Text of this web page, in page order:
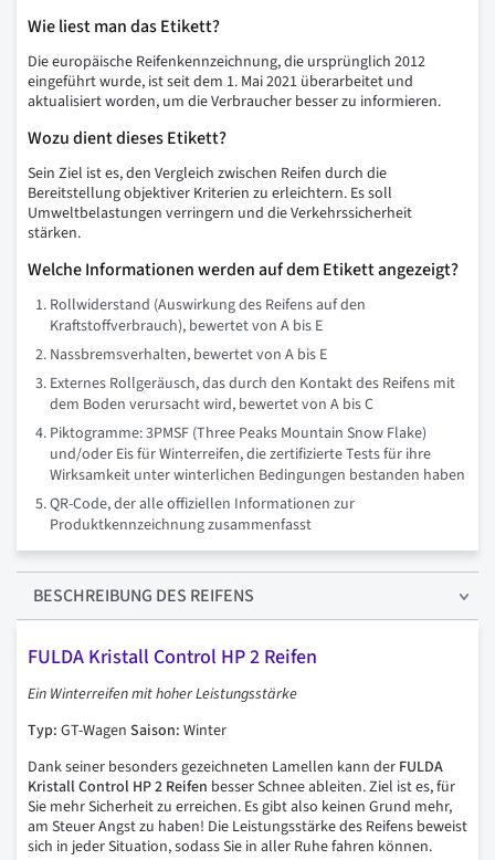
Wie liest man das Etikett?
Die europäische Reifenkennzeichnung, die ursprünglich 2012
eingeführt wurde, ist seit dem 1. Mai 2021 überarbeitet und
aktualisiert worden, um die Verbraucher besser zu informieren.
Wozu dient dieses Etikett?
Sein Ziel ist es, den Vergleich zwischen Reifen durch die
Bereitstellung objektiver Kriterien zu erleichtern. Es soll
Umweltbelastungen verringern und die Verkehrssicherheit
stärken.
Welche Informationen werden auf dem Etikett angezeigt?
Rollwiderstand (Auswirkung des Reifens auf den
Kraftstoffverbrauch), bewertet von A bis E
Nassbremsverhalten, bewertet von A bis E
Externes Rollgeräusch, das durch den Kontakt des Reifens mit
dem Boden verursacht wird, bewertet von A bis C
Piktogramme: 3PMSF (Three Peaks Mountain Snow Flake)
und/oder Eis für Winterreifen, die zertifizierte Tests für ihre
Wirksamkeit unter winterlichen Bedingungen bestanden haben
QR-Code, der alle offiziellen Informationen zur
Produktkennzeichnung zusammenfasst
BESCHREIBUNG DES REIFENS
FULDA Kristall Control HP 2 Reifen
Ein WinterreifenmithoherLeistungsstärke
Typ: GT-Wagen Saison: Winter
Dank seiner besonders gezeichneten Lamellen kann der FULDA
KristallControl HP2 Reifen besser Schnee ableiten. Ziel ist es, für
Sie mehr Sicherheit zu erreichen. Es gibt also keinen Grund mehr,
am Steuer Angst zu haben! Die Leistungsstärke des Reifens beweist
sich in jeder Situation, sodass Sie in aller Ruhe fahren können.